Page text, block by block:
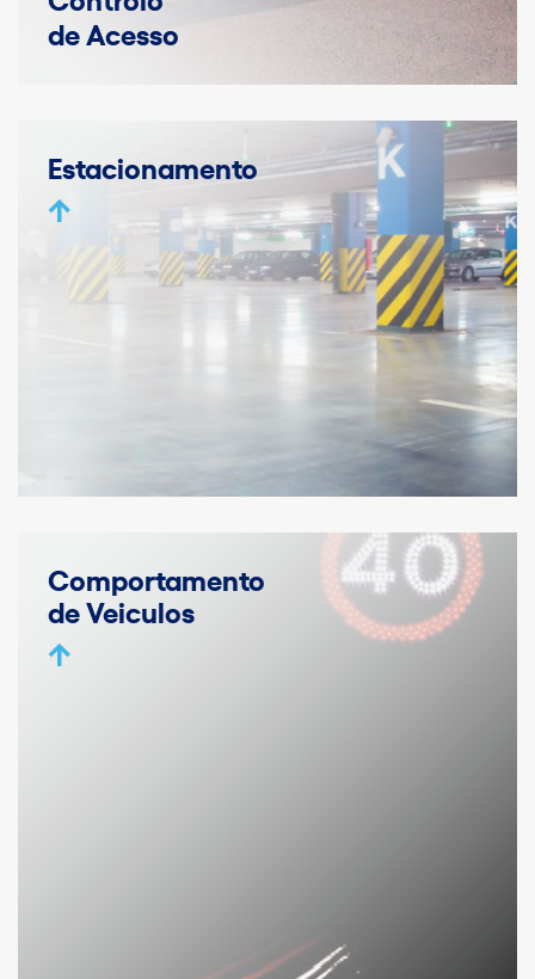
de Acesso
Estacionamento
Comportamento
de Veiculos